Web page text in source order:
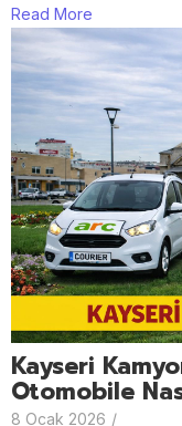
Read More
Kayseri
Otomobile
8 Ocak 2026 /